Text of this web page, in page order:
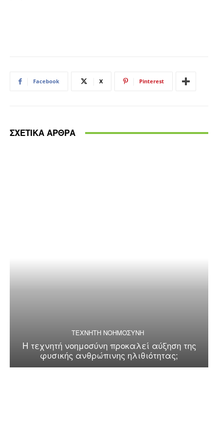
Facebook X Pinterest
ΣΧΕΤΙΚΑ ΑΡΘΡΑ
ΤΕΧΝΗΤΗ ΝΟΗΜΟΣΥΝΗ
Η τεχνητή νοημοσύνη προκαλεί αύξηση της
φυσικής ανθρώπινης ηλιθιότητας;